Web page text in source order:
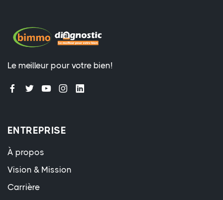
Le meilleur pour votre bien!
ENTREPRISE
À propos
Vision & Mission
Carrière